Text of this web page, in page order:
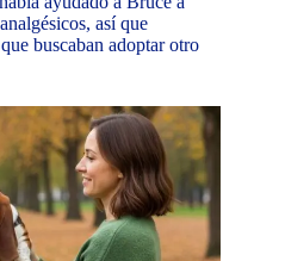
así que
buscaban adoptar otro